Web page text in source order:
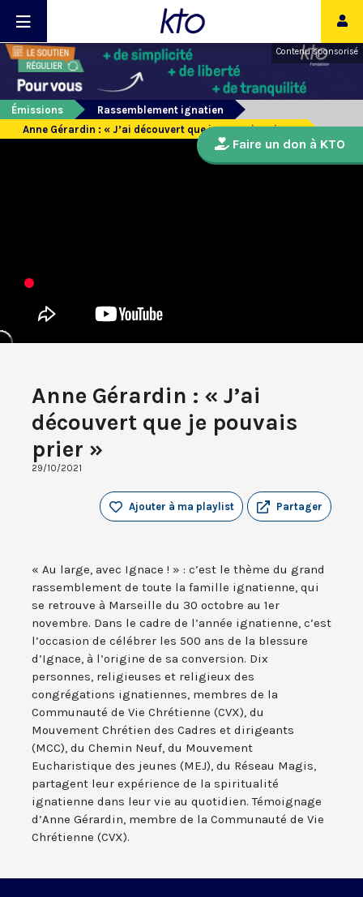
Contenu sponsorisé
Émissions
Rassemblement ignatien
Anne Gérardin : « J’ai découvert que je pouvais prier »
Anne Gérardin : « J’ai
découvert que je pouvais
prier »
29/10/2021
Partager
Ajouter à ma playlist
« Au large, avec Ignace ! » : c’est le thème du grand
rassemblement de toute la famille ignatienne, qui
se retrouve à Marseille du 30 octobre au 1er
novembre. Dans le cadre de l’année ignatienne, c’est
l’occasion de célébrer les 500 ans de la blessure
d’Ignace, à l’origine de sa conversion. Dix
personnes, religieuses et religieux des
congrégations ignatiennes, membres de la
Communauté de Vie Chrétienne (CVX), du
Mouvement Chrétien des Cadres et dirigeants
(MCC), du Chemin Neuf, du Mouvement
Eucharistique des jeunes (MEJ), du Réseau Magis,
partagent leur expérience de la spiritualité
ignatienne dans leur vie au quotidien. Témoignage
d’Anne Gérardin, membre de la Communauté de Vie
Chrétienne (CVX).
Faire un don à KTO